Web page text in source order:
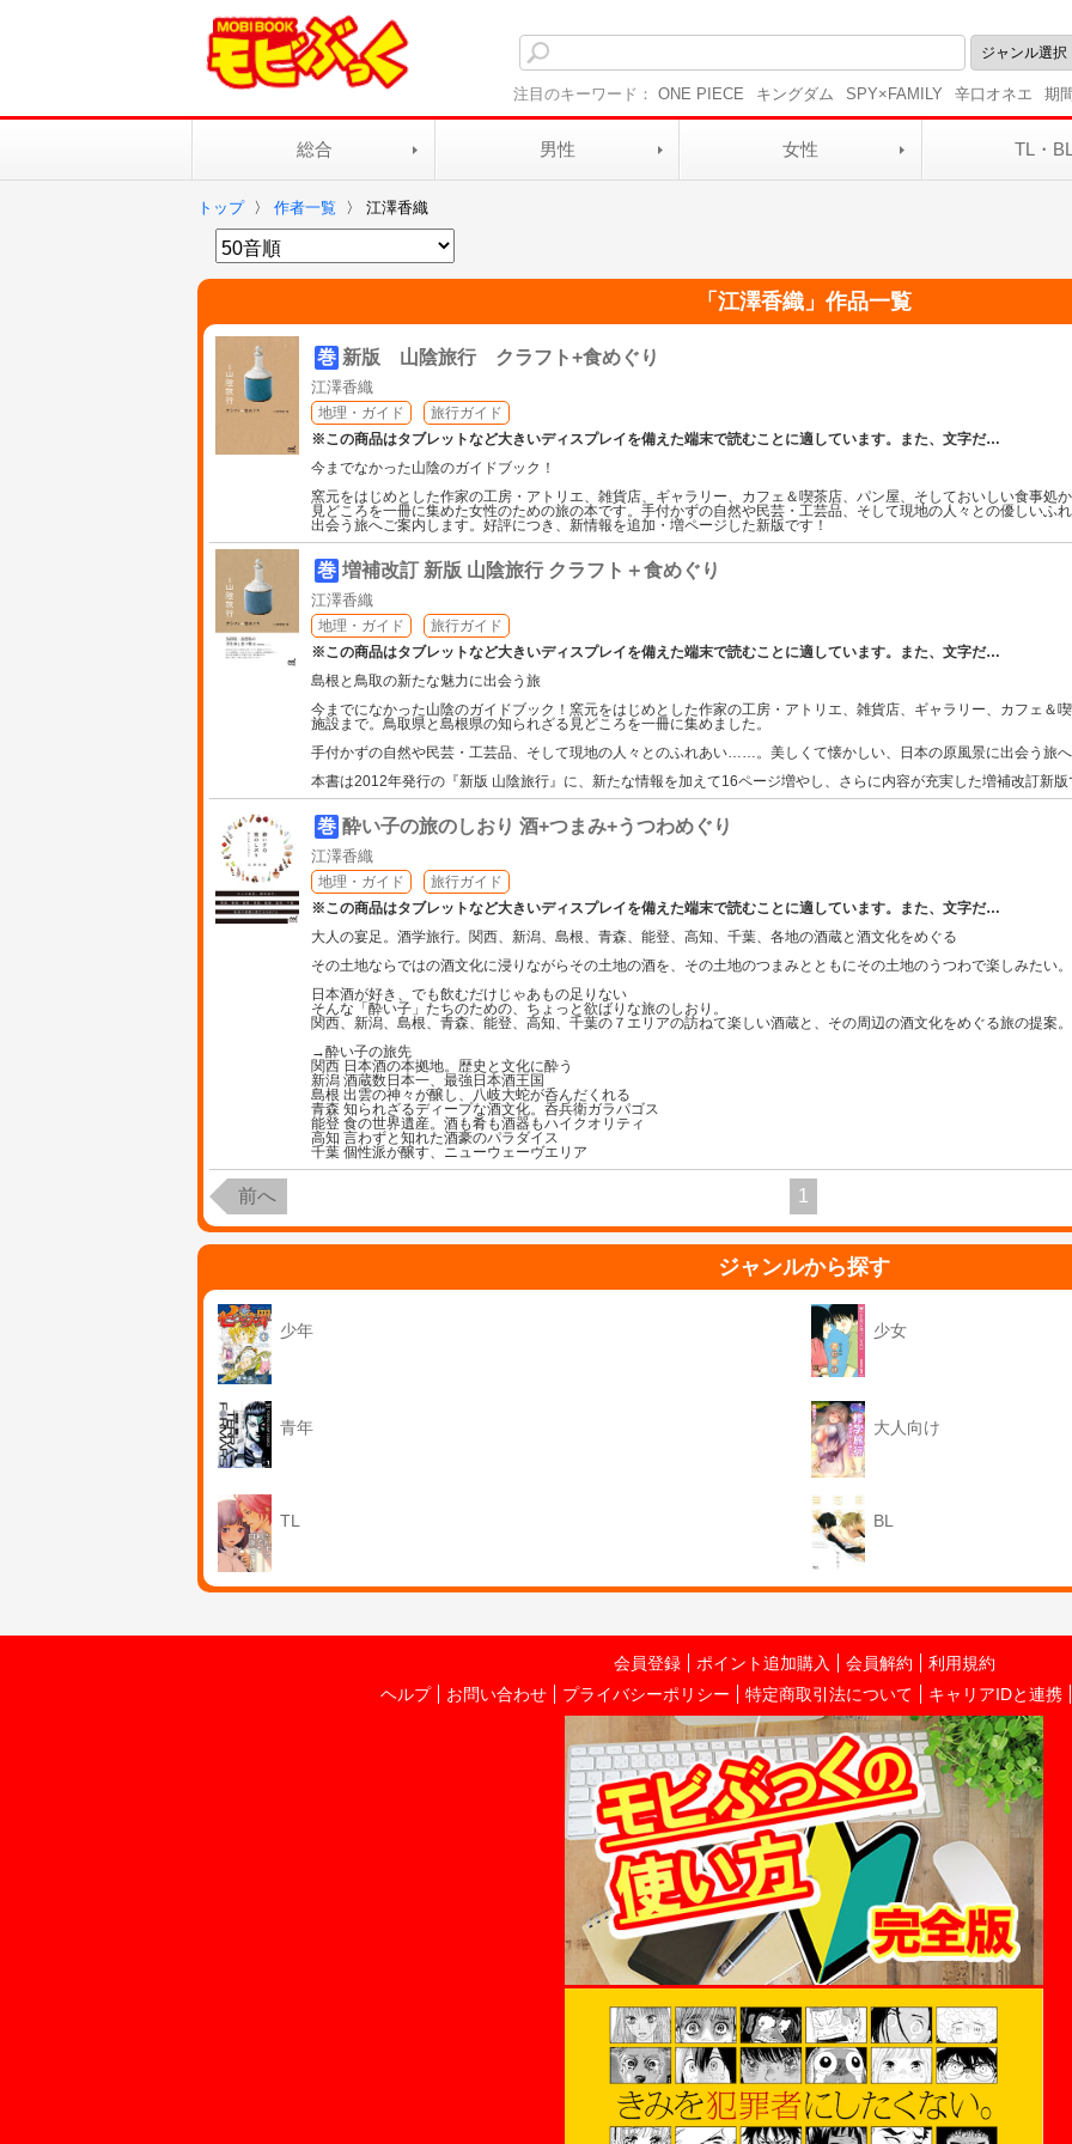
注目のキーワード： ONE PIECE キングダム SPY×FAMILY 辛口オネエ 期
総合 男性 女性 TL・
トップ 〉 作者一覧 〉 江澤香織
「 江澤香織」作品一覧
巻 新版 山陰旅行 クラフト+食めぐり
江澤香織
地理・ガイド
旅行ガイド
※この商品はタブレットなど大きいディスプレイを備えた端末で読むことに適しています。また、文字だ…
今までなかった山陰のガイドブック！
窯元をはじめとした作家の工房・アトリエ、雑貨店、ギャラリー、カフェ＆喫茶店、パン屋、そしておいしい食事処
見どころを一冊に集めた女性のための旅の本です。手付かずの自然や民芸・工芸品、そして現地の人々との優しい
出会う旅へご案内します。好評につき、新情報を追加・増ページした新版です！
巻 増補改訂 新版 山陰旅行 クラフト＋食めぐり
江澤香織
地理・ガイド
旅行ガイド
※この商品はタブレットなど大きいディスプレイを備えた端末で読むことに適しています。また、文字だ…
島根と鳥取の新たな魅力に出会う旅
今までになかった山陰のガイドブック！窯元をはじめとした作家の工房・アトリエ、雑貨店、ギャラリー、カフェ＆
施設まで。鳥取県と島根県の知られざる見どころを一冊に集めました。
手付かずの自然や民芸・工芸品、そして現地の人々とのふれあい……。美しくて懐かしい、日本の原風景に出会う旅
本書は2012年発行の『新版 山陰旅行』に、新たな情報を加えて16ページ増やし、さらに内容が充実した増補改訂新版
巻 酔い子の旅のしおり 酒+つまみ+うつわめぐり
江澤香織
地理・ガイド
旅行ガイド
※この商品はタブレットなど大きいディスプレイを備えた端末で読むことに適しています。また、文字だ…
大人の宴足。酒学旅行。関西、新潟、島根、青森、能登、高知、千葉、各地の酒蔵と酒文化をめぐる
その土地ならではの酒文化に浸りながらその土地の酒を、その土地のつまみとともにその土地のうつわで楽しみたい。
日本酒が好き、でも飲むだけじゃあもの足りない
そんな「酔い子」たちのための、ちょっと欲ばりな旅のしおり。
関西、新潟、島根、青森、能登、高知、千葉の７エリアの訪ねて楽しい酒蔵と、その周辺の酒文化をめぐる旅の提案。
→酔い子の旅先
関西 日本酒の本拠地。歴史と文化に酔う
新潟 酒蔵数日本一、最強日本酒王国
島根 出雲の神々が醸し、八岐大蛇が呑んだくれる
青森 知られざるディープな酒文化。呑兵衛ガラパゴス
能登 食の世界遺産。酒も肴も酒器もハイクオリティ
高知 言わずと知れた酒豪のパラダイス
千葉 個性派が醸す、ニューウェーヴエリア
前へ 1
ジャンルから探す
少年 少女
青年 大人向け
TL BL
会員登録 ポイント追加購入 会員解約
利用規約
ヘルプ
お問い合わせ プライバシーポリシー 特定商取引法について キャリアIDと連携